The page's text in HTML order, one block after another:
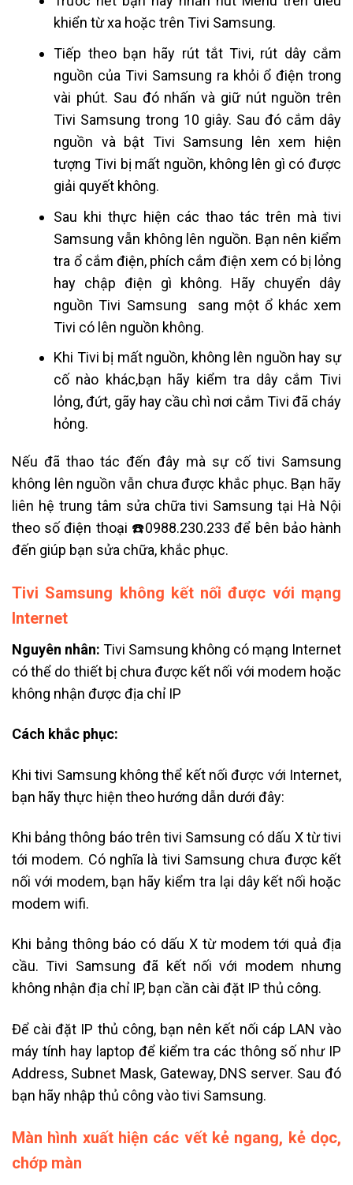
khiển từ xa hoặc trên Tivi Samsung.
Tiếp theo bạn hãy rút tắt Tivi, rút dây cắm
nguồn của Tivi Samsung ra khỏi ổ điện trong
vài phút. Sau đó nhấn và giữ nút nguồn trên
Tivi Samsung trong 10 giây. Sau đó cắm dây
nguồn và bật Tivi Samsung
lên xem hiện
tượng Tivi bị mất nguồn, không lên gì có được
giải quyết không.
Sau khi thực hiện các thao tác trên mà tivi
Samsung vẫn không lên nguồn. Bạn nên kiểm
tra ổ cắm điện, phích cắm điện xem có bị lỏng
hay chập điện gì không. Hãy chuyển dây
nguồn Tivi Samsung sang một ổ khác xem
Tivi có lên nguồn không.
Khi Tivi bị mất nguồn, không lên nguồn hay sự
cố nào khác,bạn hãy kiểm tra dây cắm Tivi
lỏng, đứt, gãy hay cầu chì nơi cắm Tivi đã cháy
hỏng.
Nếu đã thao tác đến đây mà sự cố tivi Samsung
không lên nguồn vẫn chưa được khắc phục. Bạn hãy
liên hệ trung tâm sửa chữa tivi Samsung tại Hà Nội
theo số điện thoại ☎️0988.230.233 để bên bảo hành
đến giúp bạn sửa chữa, khắc phục.
Tivi Samsung không kết nối được với mạng
Internet
Nguyên nhân: Tivi Samsung không có mạng Internet
có thể do thiết bị chưa được kết nối với modem hoặc
không nhận được địa chỉ IP
Cách khắc phục:
Khi tivi Samsung không thể kết nối được với Internet,
bạn hãy thực hiện theo hướng dẫn dưới đây:
Khi bảng thông báo trên tivi Samsung có dấu X từ tivi
tới modem. Có nghĩa là tivi Samsung chưa được kết
nối với modem, bạn hãy kiểm tra lại dây kết nối hoặc
modem wifi.
Khi bảng thông báo có dấu X từ modem tới quả địa
cầu. Tivi Samsung đã kết nối với modem nhưng
không nhận địa chỉ IP, bạn cần cài đặt IP thủ công.
Để cài đặt IP thủ công, bạn nên kết nối cáp LAN vào
máy tính hay laptop để kiểm tra các thông số như IP
Address, Subnet Mask, Gateway, DNS server. Sau đó
bạn hãy nhập thủ công vào tivi Samsung.
Màn hình xuất hiện các vết kẻ ngang, kẻ dọc,
chớp màn